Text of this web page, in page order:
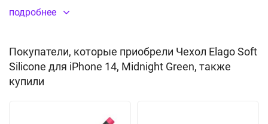
конструкция отлично защищает от разнообразных
и NFC, его не нужно снимать.
Не скользит в руках
подробнее
Покупатели, которые приобрели Чехол Elago Soft
Silicone для iPhone 14, Midnight Green, также
купили